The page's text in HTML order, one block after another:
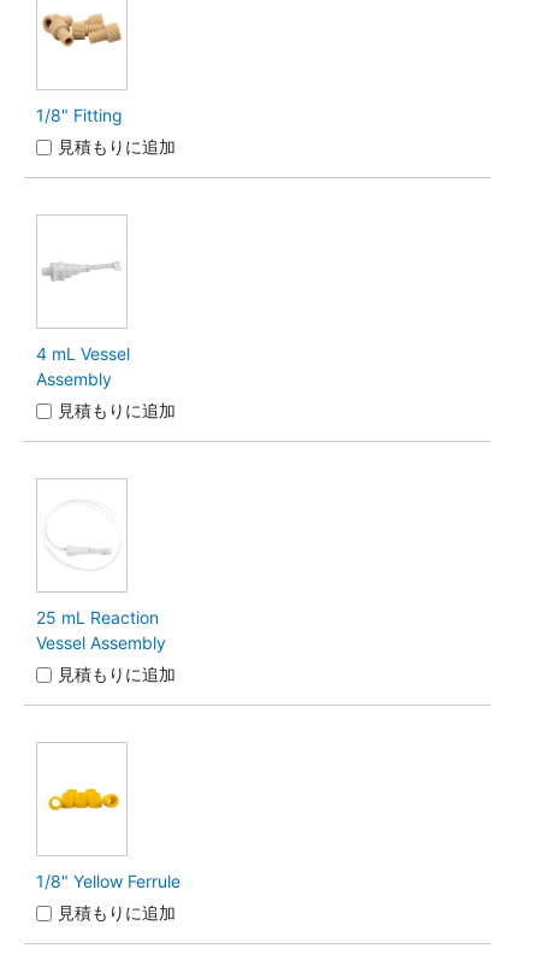
1/8" Fitting
見積もりに追加
4 mL Vessel
Assembly
見積もりに追加
25 mL Reaction
Vessel Assembly
見積もりに追加
1/8" Yellow Ferrule
見積もりに追加